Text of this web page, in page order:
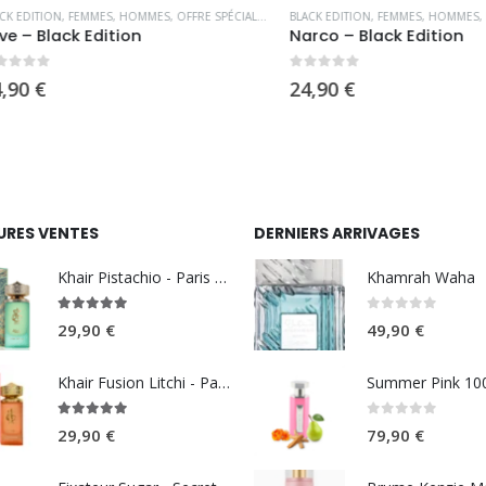
,FEMMES,HOMMES,OFFRE SPÉCIALE ,PARFUMS OCCIDENTAUX
Black Edition
€
BLACK EDITION,FEMMES,HOMMES,PARFUMS
Narco – Black Edition
24,90€
VENTES
Khair Pistachio - Paris Corner
29,90 €
Khair Fusion Litchi - Paris Corner
29,90 €
DERNIERS ARRIVAGES
Khamrah Waha
49,90 €
79,90 €